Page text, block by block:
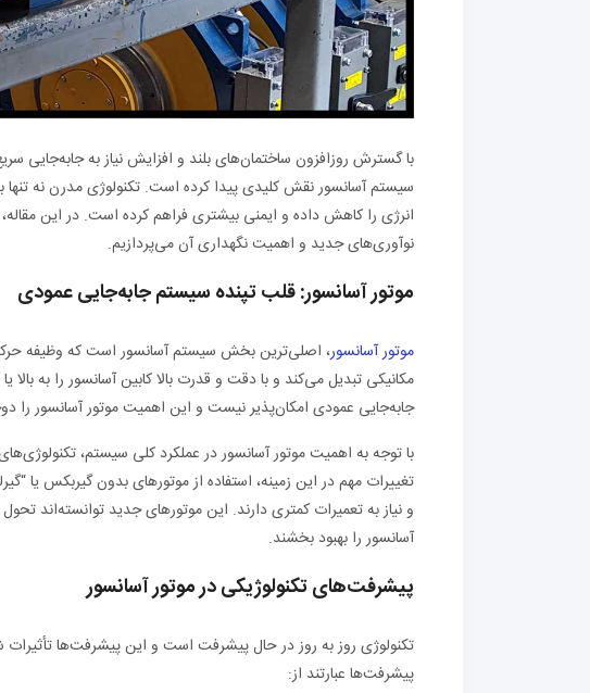
با گسترش روزافزون ساختمان‌های بلند و افزایش نیاز به جابه‌جایی
سیستم آسانسور نقش کلیدی پیدا کرده است. تکنولوژی مدرن نه
انرژی را کاهش داده و ایمنی بیشتری فراهم کرده است. در این مقاله،
نوآوری‌های جدید و اهمیت نگهداری آن می‌پردازیم.
موتور آسانسور: قلب تپنده سیستم جابه‌جایی عمودی
موتور آسانسور، اصلی‌ترین بخش سیستم آسانسور است که وظیفه حرکت
مکانیکی تبدیل می‌کند و با دقت و قدرت بالا کابین آسانسور را به
جابه‌جایی عمودی امکان‌پذیر نیست و این اهمیت موتور آسانسور را
با توجه به اهمیت موتور آسانسور در عملکرد کلی سیستم،
تغییرات مهم در این زمینه، استفاده از موتورهای بدون گیربکس یا
و نیاز به تعمیرات کمتری دارند. این موتورهای جدید توانسته‌اند
آسانسور را بهبود بخشند.
پیشرفت‌های تکنولوژیکی در موتور آسانسور
تکنولوژی روز به روز در حال پیشرفت است و این پیشرفت‌ها تأثیرات
پیشرفت‌ها عبارتند از: